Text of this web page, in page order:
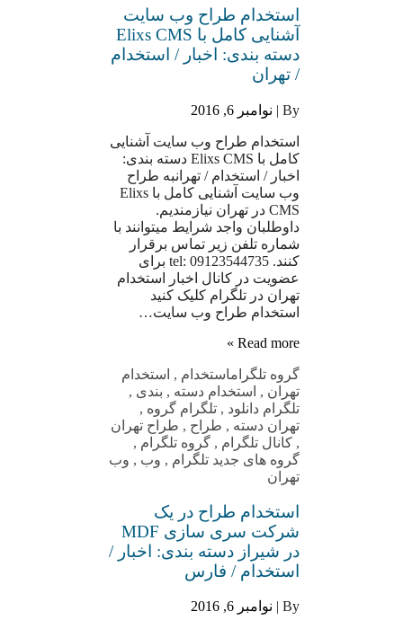
استخدام طراح وب سایت
آشنایی کامل با Elixs CMS
دسته بندی: اخبار / استخدام
/ تهران
By | نوامبر 6, 2016
استخدام طراح وب سایت آشنایی
کامل با Elixs CMS دسته بندی:
اخبار / استخدام / تهرانبه طراح
وب سایت آشنایی کامل با Elixs
CMS در تهران نیازمندیم.
داوطلبان واجد شرایط میتوانند با
شماره تلفن زیر تماس برقرار
کنند. tel: 09123544735 برای
عضویت در کانال اخبار استخدام
تهران در تلگرام کلیک کنید
استخدام طراح وب سایت…
Read more »
گروه تلگراماستخدام , استخدام
تهران , استخدام دسته , بندی ,
تلگرام دانلود , تلگرام گروه ,
تهران دسته , طراح , طراح تهران
, کانال تلگرام , گروه تلگرام ,
گروه های جدید تلگرام , وب , وب
تهران
استخدام طراح در یک
شرکت سری سازی MDF
در شیراز دسته بندی: اخبار /
استخدام / فارس
By | نوامبر 6, 2016